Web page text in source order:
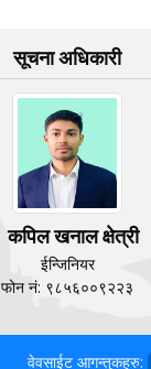
सूचना अधिकारी
कपिल खनाल क्षेत्री
ईन्जिनियर
फोन नं: ९८५६००९२२३
वेवसाईट आगन्तुकहरु: